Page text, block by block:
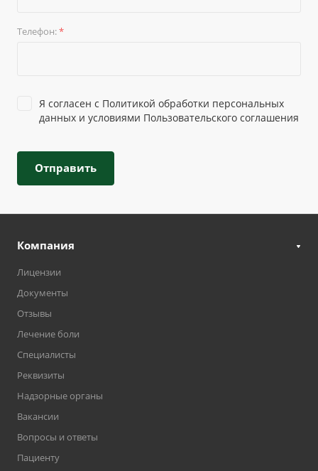
Телефон:*
Я согласен с Политикой обработки персональных
данных и условиями Пользовательского соглашения
Отправить
Компания
Лицензии
Документы
Отзывы
Лечение боли
Специалисты
Реквизиты
Надзорные органы
Вакансии
Вопросы и ответы
Пациенту